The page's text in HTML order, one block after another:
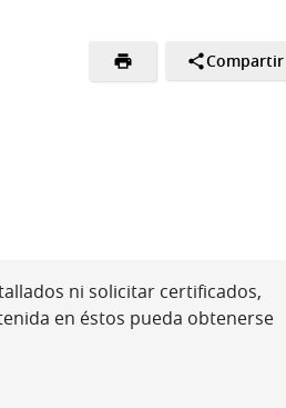
Compartir
ni solicitar certificados,
en éstos pueda obtenerse